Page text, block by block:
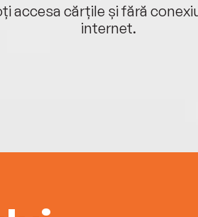
accesa cărțile și fără
internet.